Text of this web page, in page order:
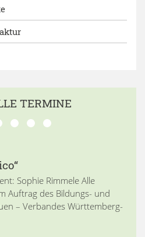
TERMINE
Sophie Rimmele Alle
Auftrag des Bildungs- und
– Verbandes Württemberg-